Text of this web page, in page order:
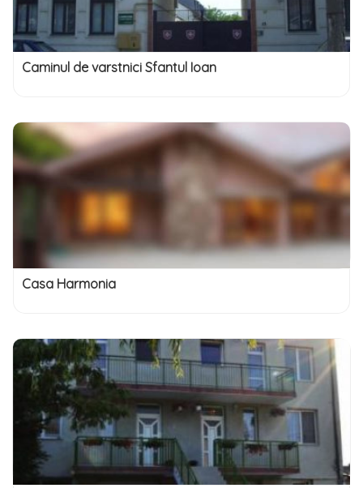
Caminul de varstnici Sfantul Ioan
Casa Harmonia